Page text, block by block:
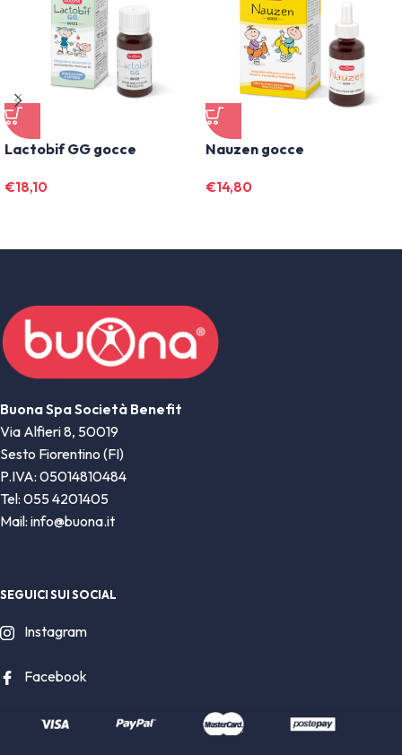
Lactobif GG gocce
€18,10
Nauzen gocce
€14,80
Buona Spa Società Benefit
Via Alfieri 8, 50019
Sesto Fiorentino (FI)
P.IVA: 05014810484
Tel: 055 4201405
Mail: info@buona.it
SEGUICI SUI SOCIAL
Instagram
Facebook